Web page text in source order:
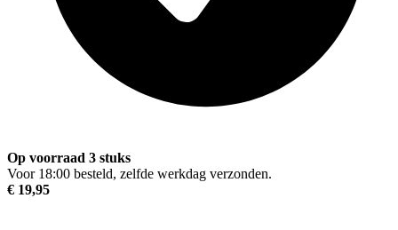
Op voorraad 3 stuks
Voor 18:00 besteld, zelfde werkdag verzonden.
€ 19,95